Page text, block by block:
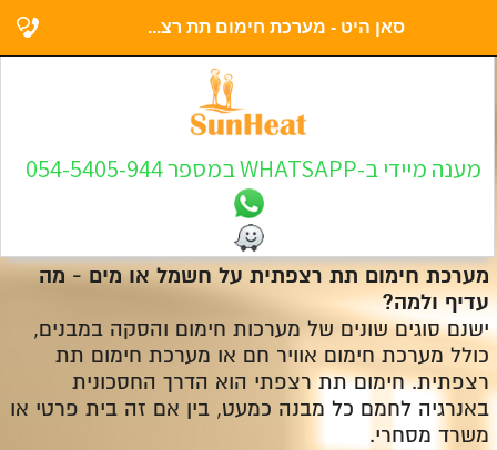
סאן היט - מערכת חימום תת רצ...
מענה מיידי ב-WHATSAPP במספר 054-5405-944
מערכת חימום תת רצפתית על חשמל או מים - מה
עדיף ולמה?
ישנם סוגים שונים של מערכות חימום והסקה במבנים,
כולל מערכת חימום אוויר חם או מערכת חימום תת
רצפתית. חימום תת רצפתי הוא הדרך החסכונית
באנרגיה לחמם כל מבנה כמעט, בין אם זה בית פרטי או
משרד מסחרי.